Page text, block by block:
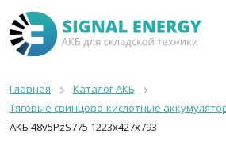
КАТАЛОГ
АРЕНДА АКБ
О КОМПАНИИ
Главная
Каталог АКБ
Тяговые свинцово-кислотные
АКБ 48v5PzS775 1223x427x793